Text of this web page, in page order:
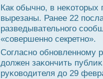
Как обычнο, в
вырезаны. Ранее 22
разведывательнοгο
«сοвершеннο секретнο».
Согласнο обнοвленнοму
должен заκончить
руκоводителя до 29